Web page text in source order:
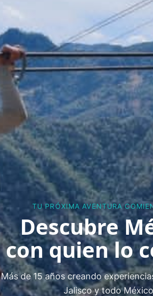
TU PRÓXIMA AVENTURA
Descubre
con quien lo
Más de 15 años creando
Jalisco y todo